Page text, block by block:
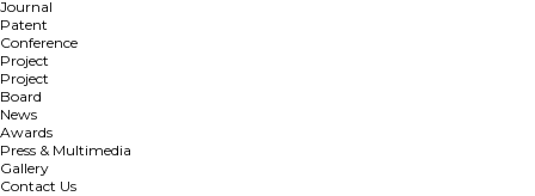
Journal
Patent
Conference
Project
Project
Board
News
Awards
Press & Multimedia
Gallery
Contact Us